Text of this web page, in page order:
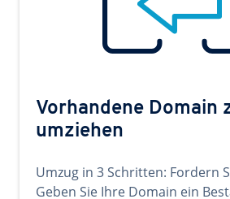
Vorhandene Domain
umziehen
Umzug in 3 Schritten: Fordern
Geben Sie Ihre Domain ein